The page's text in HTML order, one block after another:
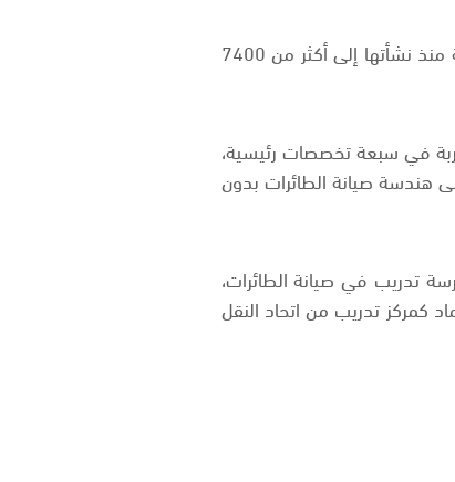
يذكر أن الكلية التقنية العالمية لعلوم الطيران تأسست بمدينة الرياض عام 2014، وقد وصل عدد خريجي الكلية منذ نشأتها إلى أكثر من 7400
وقد ارتفعت أعداد المتدربين حاليًا إلى أكثر من 4500 متدرب ومتدربة في سبعة تخصصات رئيسية،
هندسة صيانة الطائرات بدون
تدريب في صيانة الطائرات،
كمركز تدريب من اتحاد النقل